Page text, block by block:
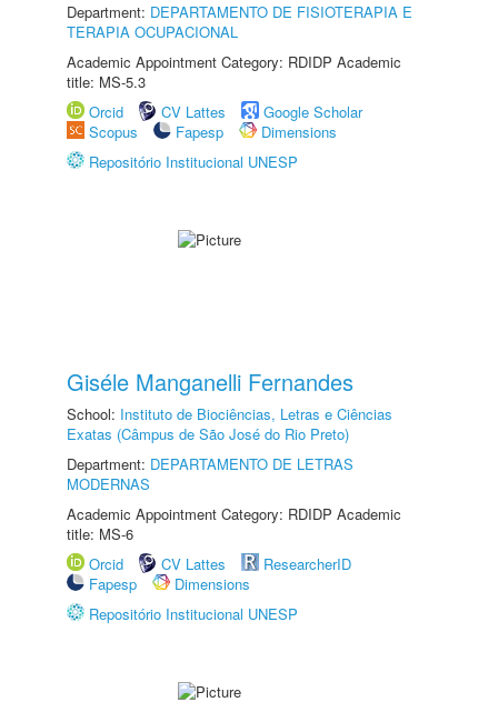
Department: DEPARTAMENTO DE FISIOTERAPIA E
TERAPIA OCUPACIONAL
Academic Appointment Category: RDIDP Academic
title: MS-5.3
Orcid
CV Lattes
Google Scholar
Scopus
Fapesp
Dimensions
Repositório Institucional UNESP
Giséle Manganelli Fernandes
School: Instituto de Biociências, Letras e Ciências
Exatas (Câmpus de São José do Rio Preto)
Department: DEPARTAMENTO DE LETRAS
MODERNAS
Academic Appointment Category: RDIDP Academic
title: MS-6
Orcid
CV Lattes
ResearcherID
Fapesp
Dimensions
Repositório Institucional UNESP